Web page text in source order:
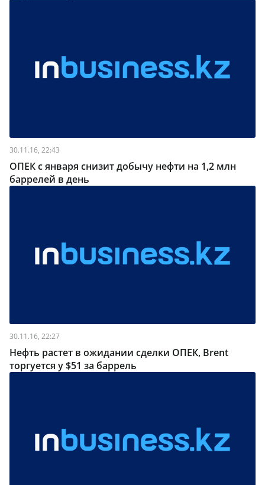
30.11.16, 22:43
ОПЕК с января снизит добычу нефти на 1,2 млн
баррелей в день
30.11.16, 22:27
Нефть растет в ожидании сделки ОПЕК, Brent
торгуется у $51 за баррель